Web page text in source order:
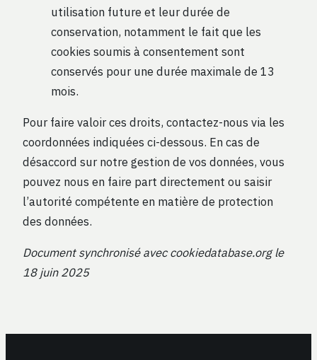
utilisation future et leur durée de
conservation, notamment le fait que les
cookies soumis à consentement sont
conservés pour une durée maximale de 13
mois.
Pour faire valoir ces droits, contactez-nous via les
coordonnées indiquées ci-dessous. En cas de
désaccord sur notre gestion de vos données, vous
pouvez nous en faire part directement ou saisir
l’autorité compétente en matière de protection
des données.
Document synchronisé avec cookiedatabase.org le
18 juin 2025